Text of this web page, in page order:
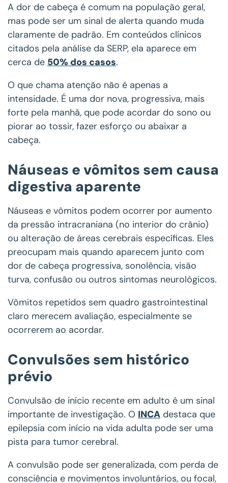
A dor de cabeça é comum na população geral,
mas pode ser um sinal de alerta quando muda
claramente de padrão. Em conteúdos clínicos
citados pela análise da SERP, ela aparece em
cerca de 50% dos casos.
O que chama atenção não é apenas a
intensidade. É uma dor nova, progressiva, mais
forte pela manhã, que pode acordar do sono ou
piorar ao tossir, fazer esforço ou abaixar a
cabeça.
Náuseas e vômitos sem causa
digestiva aparente
Náuseas e vômitos podem ocorrer por aumento
da pressão intracraniana (no interior do crânio)
ou alteração de áreas cerebrais específicas. Eles
preocupam mais quando aparecem junto com
dor de cabeça progressiva, sonolência, visão
turva, confusão ou outros sintomas neurológicos.
Vômitos repetidos sem quadro gastrointestinal
claro merecem avaliação, especialmente se
ocorrerem ao acordar.
Convulsões sem histórico
prévio
Convulsão de início recente em adulto é um sinal
importante de investigação. O INCA destaca que
epilepsia com início na vida adulta pode ser uma
pista para tumor cerebral.
A convulsão pode ser generalizada, com perda de
consciência e movimentos involuntários, ou focal,